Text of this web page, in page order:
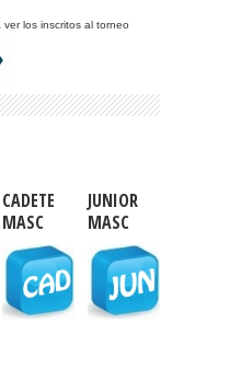
los inscritos al torneo
CADETE
MASC
JUNIOR
MASC